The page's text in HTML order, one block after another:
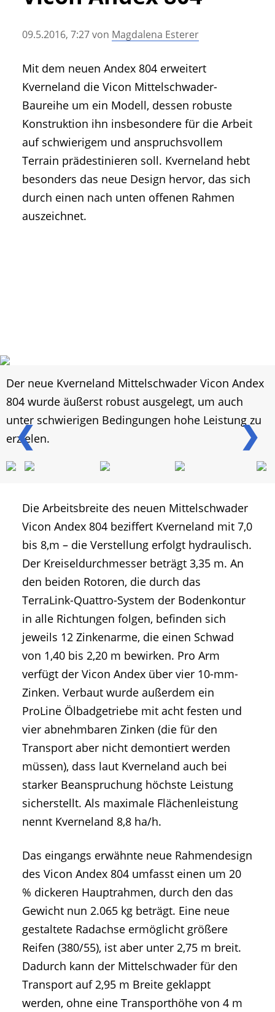
• Messen und Veranstaltungen
• Agritechnica Neuheiten Archiv
• Artikel nach Hersteller/Marke
09.5.2016, 7:27von Magdalena Esterer
Mit dem neuen Andex 804 erweitert
Kverneland die Vicon Mittelschwader-
Baureihe um ein Modell, dessen robuste
Konstruktion ihn insbesondere für die Arbeit
auf schwierigem und anspruchsvollem
Terrain prädestinieren soll. Kverneland hebt
besonders das neue Design hervor, das sich
durch einen nach unten offenen Rahmen
auszeichnet.
❮ ❯
Der neue Kverneland Mittelschwader Vicon Andex
804 wurde äußerst robust ausgelegt, um auch
unter schwierigen Bedingungen hohe Leistung zu
erzielen.
Die Arbeitsbreite des neuen Mittelschwader
Vicon Andex 804 beziffert Kverneland mit 7,0
bis 8,m – die Verstellung erfolgt hydraulisch.
Der Kreiseldurchmesser beträgt 3,35 m. An
den beiden Rotoren, die durch das
TerraLink-Quattro-System der Bodenkontur
in alle Richtungen folgen, befinden sich
jeweils 12 Zinkenarme, die einen Schwad
von 1,40 bis 2,20 m bewirken. Pro Arm
verfügt der Vicon Andex über vier 10-mm-
Zinken. Verbaut wurde außerdem ein
ProLine Ölbadgetriebe mit acht festen und
vier abnehmbaren Zinken (die für den
Transport aber nicht demontiert werden
müssen), dass laut Kverneland auch bei
starker Beanspruchung höchste Leistung
sicherstellt. Als maximale Flächenleistung
nennt Kverneland 8,8 ha/h.
Das eingangs erwähnte neue Rahmendesign
des Vicon Andex 804 umfasst einen um 20
% dickeren Hauptrahmen, durch den das
Gewicht nun 2.065 kg beträgt. Eine neue
gestaltete Radachse ermöglicht größere
Reifen (380/55), ist aber unter 2,75 m breit.
Dadurch kann der Mittelschwader für den
Transport auf 2,95 m Breite geklappt
werden, ohne eine Transporthöhe von 4 m